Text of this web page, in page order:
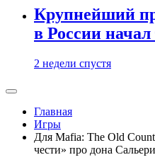
Крупнейший
в России начал
2 недели спустя
Главная
Игры
Для Mafia: The Old
чести» про дона Сальери